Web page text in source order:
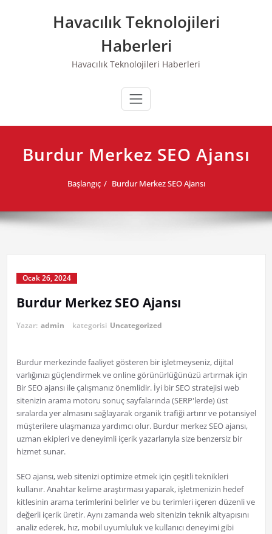
Havacılık Teknolojileri
Haberleri
Havacılık Teknolojileri Haberleri
Burdur Merkez SEO Ajansı
Başlangıç Burdur Merkez SEO Ajansı
Ocak 26, 2024
Burdur Merkez SEO Ajansı
Yazar: admin kategorisi Uncategorized
Burdur merkezinde faaliyet gösteren bir işletmeyseniz, dijital
varlığınızı güçlendirmek ve online görünürlüğünüzü artırmak için
Bir SEO ajansı ile çalışmanız önemlidir. İyi bir SEO stratejisi web
sitenizin arama motoru sonuç sayfalarında (SERP'lerde) üst
sıralarda yer almasını sağlayarak organik trafiği artırır ve potansiyel
müşterilere ulaşmanıza yardımcı olur. Burdur merkez SEO ajansı,
uzman ekipleri ve deneyimli içerik yazarlarıyla size benzersiz bir
hizmet sunar.
SEO ajansı, web sitenizi optimize etmek için çeşitli teknikleri
kullanır. Anahtar kelime araştırması yaparak, işletmenizin hedef
kitlesinin arama terimlerini belirler ve bu terimleri içeren düzenli ve
değerli içerik üretir. Aynı zamanda web sitenizin teknik altyapısını
analiz ederek, hız, mobil uyumluluk ve kullanıcı deneyimi gibi